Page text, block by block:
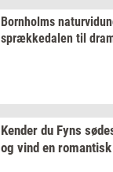
Born­holms
spræk­ke­da­len til
Ken­der du Fyns
og vind en ro­man­tisk